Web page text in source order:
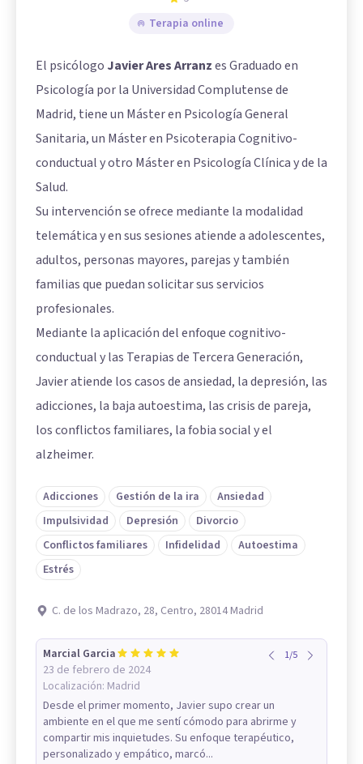
Terapia online
El psicólogo Javier Ares Arranzes Graduado en
Psicología por la Universidad Complutense de
Madrid, tiene un Máster en Psicología General
Sanitaria, un Máster en Psicoterapia Cognitivo-
conductual y otro Máster en Psicología Clínica y de la
Salud.
Su intervención se ofrece mediante la modalidad
telemática y en sus sesiones atiende a adolescentes,
adultos, personas mayores, parejas y también
familias que puedan solicitar sus servicios
profesionales.
Mediante la aplicación del enfoque cognitivo-
conductual y las Terapias de Tercera Generación,
Javier atiende los casos de ansiedad, la depresión, las
adicciones, la baja autoestima, las crisis de pareja,
los conflictos familiares, la fobia social y el
alzheimer.
Adicciones Gestión de la ira
Ansiedad
Impulsividad
Depresión
Divorcio
Conflictos familiares
Infidelidad
Autoestima
Estrés
C. de los Madrazo, 28, Centro, 28014 Madrid
Marcial Garcia
23 de febrero de 2024
Localización: Madrid
1/5
Desde el primer momento, Javier supo crear un
ambiente en el que me sentí cómodo para abrirme y
compartir mis inquietudes. Su enfoque terapéutico,
personalizado y empático, marcó...